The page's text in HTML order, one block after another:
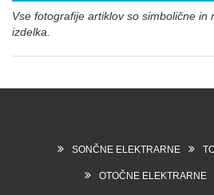
Vse fotografije artiklov so simbolične in
izdelka.
SONČNE ELEKTRARNE
OTOČNE ELEKTRARNE